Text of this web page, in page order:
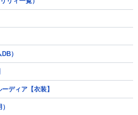
）
ディア【衣装】